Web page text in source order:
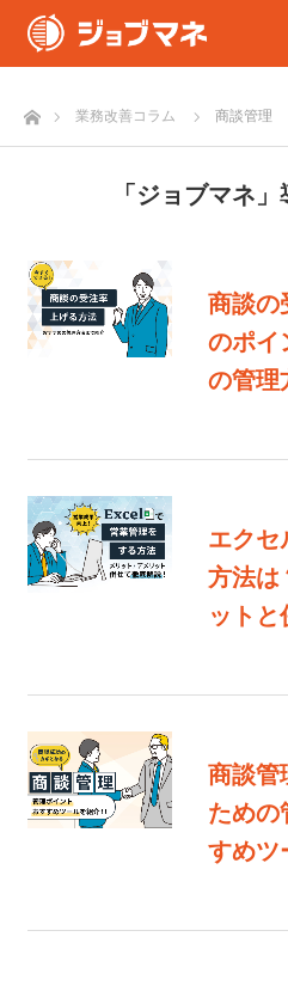
ホーム業務改善コラム 商談管理
「ジョブマネ
商談の
のポイ
の管理
エクセ
方法は
ットと
商談管
ための
すめツ